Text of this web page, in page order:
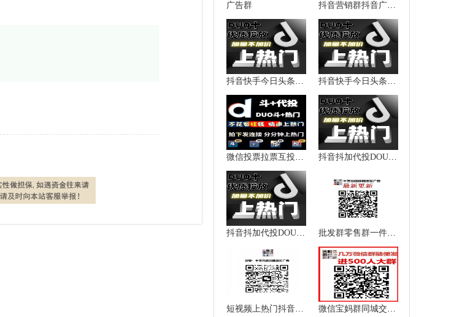
广告群 抖音营销群抖音广告群抖音推广群抖音人脉群微信群二维码大全
抖音快手今日头条西瓜视频加粉涨粉点赞播放量上热门提升热度 抖音快手今日头条西瓜视频加粉涨粉点赞播放量上热门提升热度
微信投票拉票互投互粉抖音快手 抖音抖加代投DOU+热门dou上热门抖y音快速上热门图文图集推送投放
抖音抖加代投DOU+热门dou上热门抖y音快速上热门图文图集推送投放 批发群零售群一件代发群货源加盟群代理群微信群二维码大全
短视频上热门抖音上热门群快手上热门群抖音短视频互赞点赞群 微信宝妈群同城交流微信母婴群微信育儿群微信闲置群微信群二维码